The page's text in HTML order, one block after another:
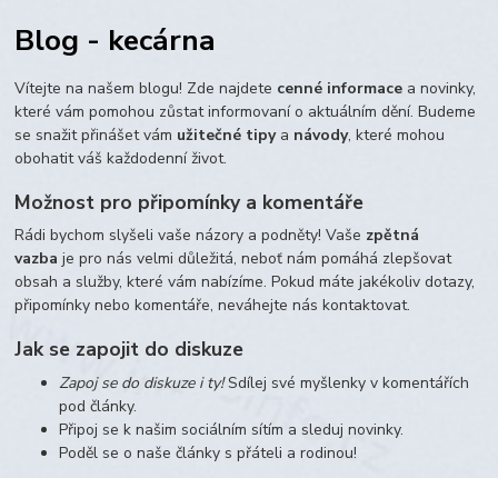
maltodextrin
škrob skrob
Blog - kecárna
Vítejte na našem blogu! Zde najdete cenné informace a novinky,
které vám pomohou zůstat informovaní o aktuálním dění. Budeme
se snažit přinášet vám užitečné tipya návody, které mohou
obohatit váš každodenní život.
Možnost pro připomínky a komentáře
Rádi bychom slyšeli vaše názory a podněty! Vaše zpětná
vazba je pro nás velmi důležitá, neboť nám pomáhá zlepšovat
obsah a služby, které vám nabízíme. Pokud máte jakékoliv dotazy,
připomínky nebo komentáře, neváhejte nás kontaktovat.
Jak se zapojit do diskuze
Zapoj se do diskuze i ty!Sdílej své myšlenky v komentářích
pod články.
Připoj se k našim sociálním sítím a sleduj novinky.
Poděl se o naše články s přáteli a rodinou!